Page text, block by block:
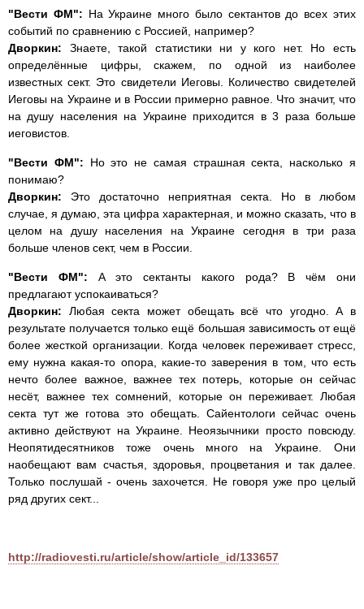
"Вести ФМ": На Украине много было сектантов до всех этих
событий по сравнению с Россией, например?
Дворкин: Знаете, такой статистики ни у кого нет. Но есть
определённые цифры, скажем, по одной из наиболее
известных сект. Это свидетели Иеговы. Количество свидетелей
Иеговы на Украине и в России примерно равное. Что значит, что
на душу населения на Украине приходится в 3 раза больше
иеговистов.
"Вести ФМ": Но это не самая страшная секта, насколько я
понимаю?
Дворкин: Это достаточно неприятная секта. Но в любом
случае, я думаю, эта цифра характерная, и можно сказать, что в
целом на душу населения на Украине сегодня в три раза
больше членов сект, чем в России.
"Вести ФМ": А это сектанты какого рода? В чём они
предлагают успокаиваться?
Дворкин: Любая секта может обещать всё что угодно. А в
результате получается только ещё большая зависимость от ещё
более жесткой организации. Когда человек переживает стресс,
ему нужна какая-то опора, какие-то заверения в том, что есть
нечто более важное, важнее тех потерь, которые он сейчас
несёт, важнее тех сомнений, которые он переживает. Любая
секта тут же готова это обещать. Сайентологи сейчас очень
активно действуют на Украине. Неоязычники просто повсюду.
Неопятидесятников тоже очень много на Украине. Они
наобещают вам счастья, здоровья, процветания и так далее.
Только послушай - очень захочется. Не говоря уже про целый
ряд других сект...
http://radiovesti.ru/article/show/article_id/133657